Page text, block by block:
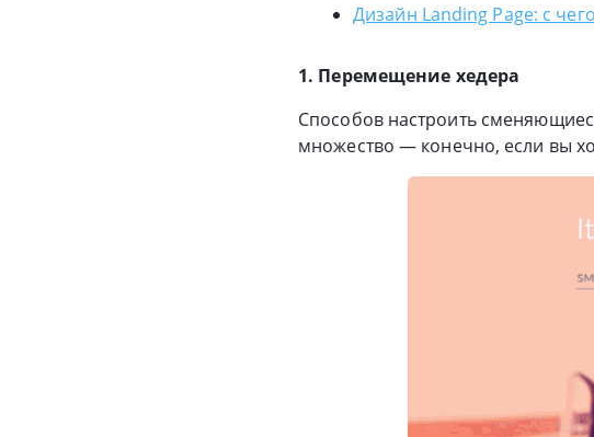
Дизайн Landing Page: с
1. Перемещение хедера
Способов настроить
множество — конечно, если вы